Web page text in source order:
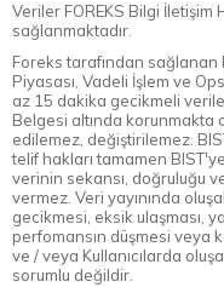
Veriler FOREKS Bilgi İletişim
sağlanmaktadır.
Foreks tarafından sağlanan
Piyasası, Vadeli İşlem ve
az 15 dakika gecikmeli
Belgesi altında korunmakta
edilemez, değiştirilemez.
telif hakları tamamen
verinin sekansı, doğruluğu
vermez. Veri yayınında
gecikmesi, eksik ulaşması,
perfomansın düşmesi veya
ve / veya Kullanıcılarda
sorumlu değildir.